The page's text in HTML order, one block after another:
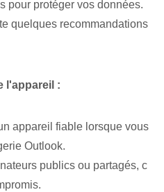
pour protéger vos données.
quelques recommandations
l'appareil :
appareil fiable lorsque vous
Outlook.
publics ou partagés, c